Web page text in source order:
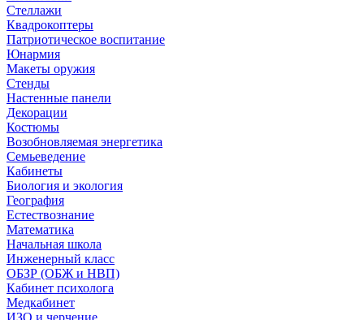
Стеллажи
Квадрокоптеры
Патриотическое воспитание
Юнармия
Макеты оружия
Стенды
Настенные панели
Декорации
Костюмы
Возобновляемая энергетика
Семьеведение
Кабинеты
Биология и экология
География
Естествознание
Математика
Начальная школа
Инженерный класс
ОБЗР (ОБЖ и НВП)
Кабинет психолога
Медкабинет
ИЗО и черчение